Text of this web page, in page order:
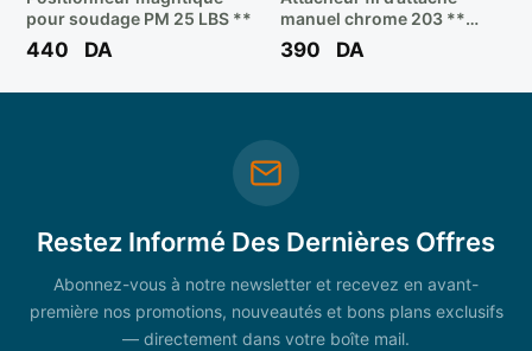
pour soudage PM 25 LBS **
440 DA
manuel chrome 203 **
BOOCHNA
390 DA
Restez Informé Des Dernières Offres
Abonnez-vous à notre newsletter et recevez en avant-
première nos promotions, nouveautés et bons plans exclusifs
— directement dans votre boîte mail.